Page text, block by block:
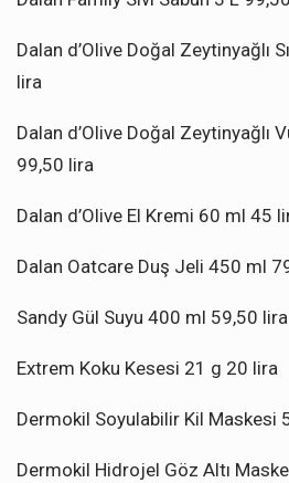
Dalan d’Olive Doğal Zeytinyağlı
lira
Dalan d’Olive Doğal Zeytinyağlı
99,50 lira
Dalan d’Olive El Kremi 60 ml 45
Dalan Oatcare Duş Jeli 450 ml
Sandy Gül Suyu 400 ml 59,50 lira
Extrem Koku Kesesi 21 g 20 lira
Dermokil Soyulabilir Kil Maskesi
Dermokil Hidrojel Göz Altı